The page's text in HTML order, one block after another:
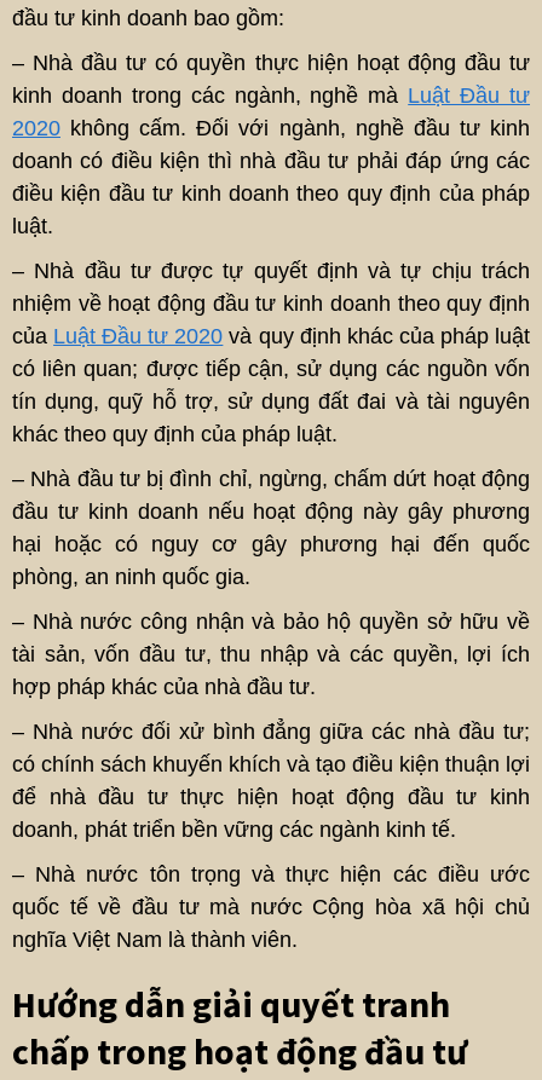
đầu tư kinh doanh bao gồm:
– Nhà đầu tư có quyền thực hiện hoạt động đầu tư
kinh doanh trong các ngành, nghề mà Luật Đầu tư
2020 không cấm. Đối với ngành, nghề đầu tư kinh
doanh có điều kiện thì nhà đầu tư phải đáp ứng các
điều kiện đầu tư kinh doanh theo quy định của pháp
luật.
– Nhà đầu tư được tự quyết định và tự chịu trách
nhiệm về hoạt động đầu tư kinh doanh theo quy định
của Luật Đầu tư 2020 và quy định khác của pháp luật
có liên quan; được tiếp cận, sử dụng các nguồn vốn
tín dụng, quỹ hỗ trợ, sử dụng đất đai và tài nguyên
khác theo quy định của pháp luật.
– Nhà đầu tư bị đình chỉ, ngừng, chấm dứt hoạt động
đầu tư kinh doanh nếu hoạt động này gây phương
hại hoặc có nguy cơ gây phương hại đến quốc
phòng, an ninh quốc gia.
– Nhà nước công nhận và bảo hộ quyền sở hữu về
tài sản, vốn đầu tư, thu nhập và các quyền, lợi ích
hợp pháp khác của nhà đầu tư.
– Nhà nước đối xử bình đẳng giữa các nhà đầu tư;
có chính sách khuyến khích và tạo điều kiện thuận lợi
để nhà đầu tư thực hiện hoạt động đầu tư kinh
doanh, phát triển bền vững các ngành kinh tế.
– Nhà nước tôn trọng và thực hiện các điều ước
quốc tế về đầu tư mà nước Cộng hòa xã hội chủ
nghĩa Việt Nam là thành viên.
Hướng dẫn giải quyết tranh
chấp trong hoạt động đầu tư